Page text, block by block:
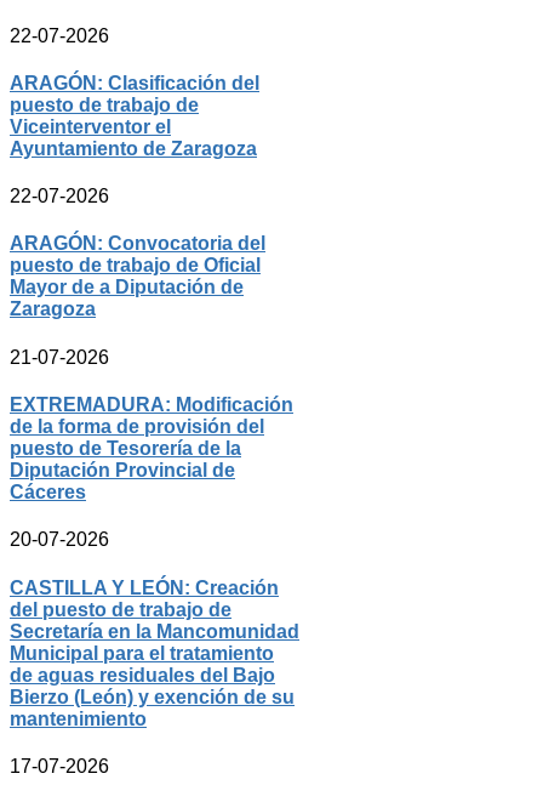
22-07-2026
ARAGÓN: Clasificación del
puesto de trabajo de
Viceinterventor el
Ayuntamiento de Zaragoza
22-07-2026
ARAGÓN: Convocatoria del
puesto de trabajo de Oficial
Mayor de a Diputación de
Zaragoza
21-07-2026
EXTREMADURA: Modificación
de la forma de provisión del
puesto de Tesorería de la
Diputación Provincial de
Cáceres
20-07-2026
CASTILLA Y LEÓN: Creación
del puesto de trabajo de
Secretaría en la Mancomunidad
Municipal para el tratamiento
de aguas residuales del Bajo
Bierzo (León) y exención de su
mantenimiento
17-07-2026